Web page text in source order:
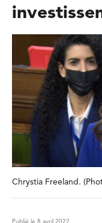
Chrystia Freeland.
Publié le 8 avril 2022